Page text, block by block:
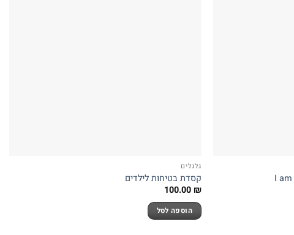
גלגלים
קסדת בטיחות לילדים
100.00 ₪
הוספה לסל